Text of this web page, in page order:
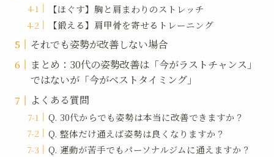
【ほぐす】胸と肩まわりのストレッチ
【鍛える】肩甲骨を寄せるトレーニング
それでも姿勢が改善しない場合
まとめ：30代の姿勢改善は「今がラストチャンス」
ではないが「今がベストタイミング」
よくある質問
Q. 30代からでも姿勢は本当に改善できますか？
Q. 整体だけ通えば姿勢は良くなりますか？
Q. 運動が苦手でもパーソナルジムに通えますか？